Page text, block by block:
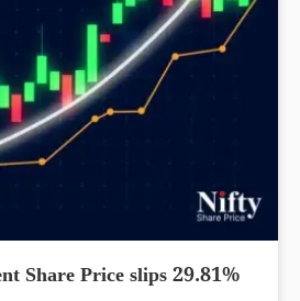
Share Price slips 29.81%